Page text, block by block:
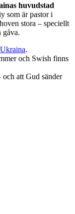
huvudstad
som är pastor i
stora – speciellt
gåva.
Ukraina.
och Swish finns
att Gud sänder